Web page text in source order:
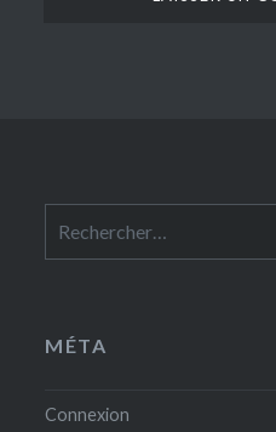
MÉTA
Connexion